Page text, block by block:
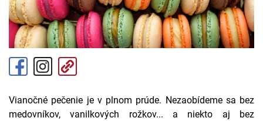
Vianočné pečenie je v plnom prúde. Nezaobídeme sa bez
medovníkov, vanilkových rožkov... a niekto aj bez